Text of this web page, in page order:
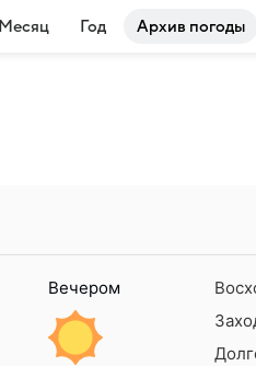
Месяц Год Архив погоды
Вечером